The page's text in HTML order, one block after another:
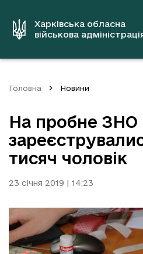
вмістуХарківська обласна
військова
Головна Новини
На пробне ЗНО
тисяч чоловік
23 січня 2019 | 14:23